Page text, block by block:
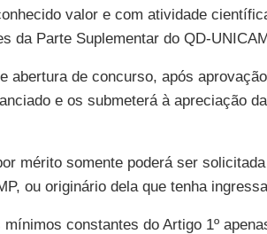
valor e com atividade
da Parte Suplementar do QD-
abertura de concurso, após
e os submeterá à apreciação
mérito somente poderá ser
ou originário dela que tenha
constantes do Artigo 1º